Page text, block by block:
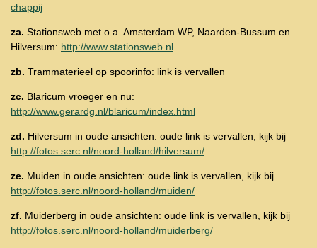
chappij
za. Stationsweb met o.a. Amsterdam WP, Naarden-Bussum en
Hilversum: http://www.stationsweb.nl
zb. Trammaterieel op spoorinfo: link is vervallen
zc. Blaricum vroeger en nu:
http://www.gerardg.nl/blaricum/index.html
zd. Hilversum in oude ansichten: oude link is vervallen, kijk bij
http://fotos.serc.nl/noord-holland/hilversum/
ze. Muiden in oude ansichten: oude link is vervallen, kijk bij
http://fotos.serc.nl/noord-holland/muiden/
zf. Muiderberg in oude ansichten: oude link is vervallen, kijk bij
http://fotos.serc.nl/noord-holland/muiderberg/